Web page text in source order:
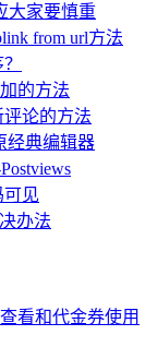
大家要慎重
from url方法
的方法
评论的方法
经典编辑器
可见
办法
看和代金券使用